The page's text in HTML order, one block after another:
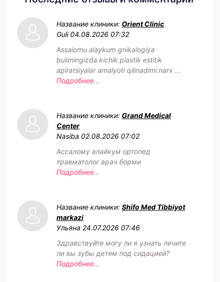
Название клиники: Orient Clinic
Guli 04.08.2026 07:32
Assalomu alaykum gnikalogiya
bulimingizda kichik plastik estitik
apiratsiyalar amalyoti qilinadimi.narx ...
Подробнее...
Название клиники: Grand Medical
Center
Nasiba 02.08.2026 07:02
Ассалому алайкум ортопед
травматолог врач борми
Подробнее...
Название клиники: Shifo Med Tibbiyot
markazi
Ульяна 24.07.2026 07:46
Здравствуйте могу ли я узнать лечите
ли вы зубы детям под сидацией?
Подробнее...